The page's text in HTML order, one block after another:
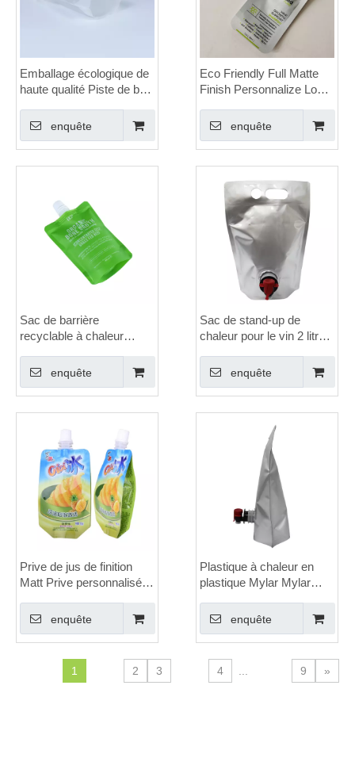
Emballage écologique de
haute qualité Piste de bec
aliments écologiques
enquête
Eco Friendly Full Matte
Finish Personnalize Logo
Pouch avec SPOUT
enquête
Sac de barrière
recyclable à chaleur
debout enquête
Sac de stand-up de
chaleur pour le vin 2 litres
enquête
Prive de jus de finition
Matt Prive personnalisée
enquête
Plastique à chaleur en
plastique Mylar Mylar
Bag d'emballage à vin
avec robinet
enquête
1 2 3 4 9 »